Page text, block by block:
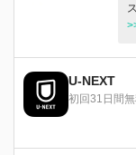
U-NEXT
初回31日間